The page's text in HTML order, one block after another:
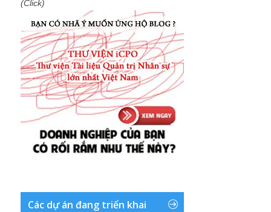
(Click)
Các dự án đang triển khai